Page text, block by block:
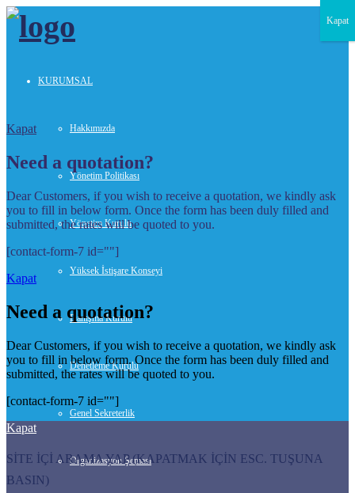
KURUMSAL
Hakkımızda
Yönetim Politikası
Yönetim Kurulu
Yüksek İstişare Konseyi
Danışma Kurulu
Denetleme Kurulu
Genel Sekreterlik
Organizasyon Şeması
Kapat
Need a quotation?
Dear Customers, if you wish to receive a quotation, we kindly ask
you to fill in below form. Once the form has been duly filled and
submitted, the rates will be quoted to you.
[contact-form-7 id=""]
Kapat
Need a quotation?
Dear Customers, if you wish to receive a quotation, we kindly ask
you to fill in below form. Once the form has been duly filled and
submitted, the rates will be quoted to you.
[contact-form-7 id=""]
Kapat
SİTE İÇİ ARAMA YAP (KAPATMAK İÇİN ESC. TUŞUNA
BASIN)
Kapat